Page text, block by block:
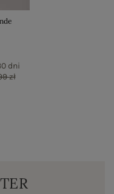
dni
zł